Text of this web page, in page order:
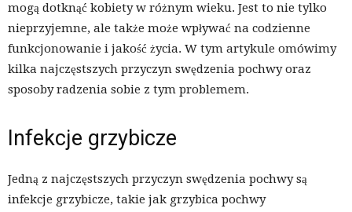
mogą dotknąć kobiety w różnym wieku. Jest to nie tylko
nieprzyjemne, ale także może wpływać na codzienne
funkcjonowanie i jakość życia. W tym artykule omówimy
kilka najczęstszych przyczyn swędzenia pochwy oraz
sposoby radzenia sobie z tym problemem.
Infekcje grzybicze
Jedną z najczęstszych przyczyn swędzenia pochwy są
infekcje grzybicze, takie jak grzybica pochwy